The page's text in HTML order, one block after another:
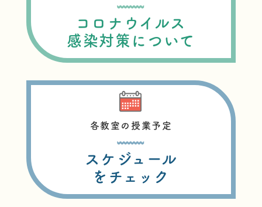
コロナウイルス
感染対策について
各教室の授業予定
スケジュール
をチェック